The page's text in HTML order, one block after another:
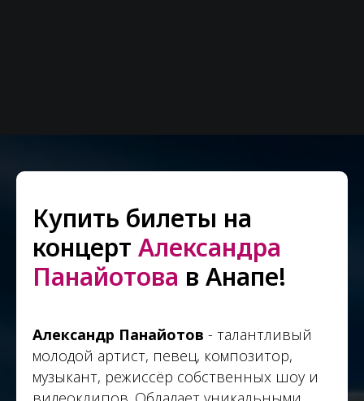
Купить билеты на
концерт Александра
Панайотова в Анапе!
Александр Панайотов - талантливый
молодой артист, певец, композитор,
музыкант, режиссёр собственных шоу и